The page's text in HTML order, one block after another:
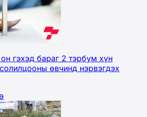
гэхэд бараг 2 тэрбум хүн
өвчинд нэрвэгдэх